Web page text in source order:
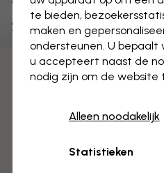
Wanderlust
Spaans
Voorgemonteerd en
te bieden,
maken en
ondersteunen. U bepaalt
u accepteert naast de
nodig zijn om de website
Alleen noodakelijk
Statistieken